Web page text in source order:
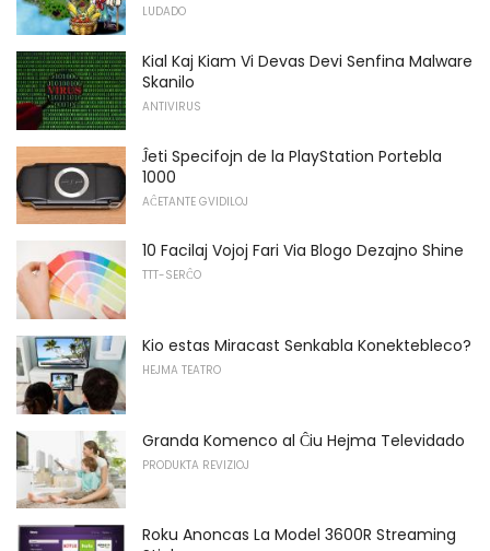
LUDADO
Kial Kaj Kiam Vi Devas Devi Senfina Malware
Skanilo
ANTIVIRUS
Ĵeti Specifojn de la PlayStation Portebla
1000
AĈETANTE GVIDILOJ
10 Facilaj Vojoj Fari Via Blogo Dezajno Shine
TTT-SERĈO
Kio estas Miracast Senkabla Konektebleco?
HEJMA TEATRO
Granda Komenco al Ĉiu Hejma Televidado
PRODUKTA REVIZIOJ
Roku Anoncas La Model 3600R Streaming